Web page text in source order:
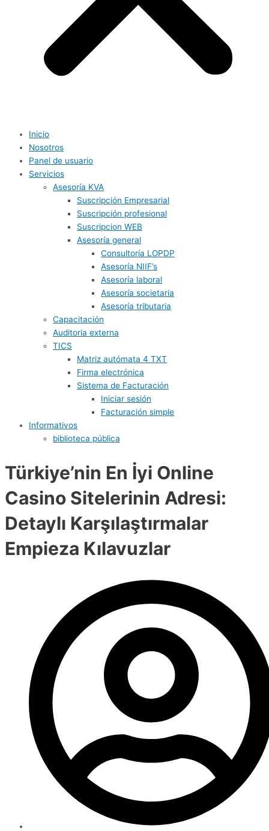
Inicio
Nosotros
Panel de usuario
Servicios
Asesoría KVA
Suscripción Empresarial
Suscripción profesional
Suscripcion WEB
Asesoría general
Consultoría LOPDP
Asesoría NIIF’s
Asesoría laboral
Asesoría societaria
Asesoría tributaria
Capacitación
Auditoria externa
TICS
Matriz autómata 4 TXT
Firma electrónica
Sistema de Facturación
Iniciar sesión
Facturación simple
Informativos
biblioteca pública
Türkiye’nin En İyi Online
Casino Sitelerinin Adresi:
Detaylı Karşılaştırmalar
Empieza Kılavuzlar